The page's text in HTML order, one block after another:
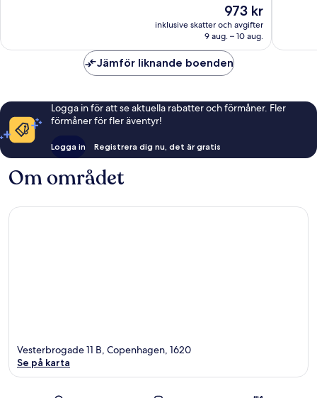
Priset
är
973 kr
973 kr
inklusive skatter och avgifter
9 aug. – 10 aug.
Jämför liknande boenden
Logga in för att se aktuella rabatter och förmåner. Fler
förmåner för fler äventyr!
Logga in Registrera dig nu, det är gratis
Om området
Vesterbrogade 11 B, Copenhagen, 1620
Se på karta